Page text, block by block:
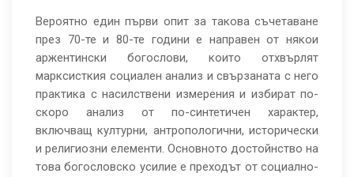
Вероятно един първи опит за такова съчетаване
през 70-те и 80-те години е направен от някои
аржентински богослови, които отхвърлят
марксисткия социален анализ и свързаната с него
практика с насилствени измерения и избират по-
скоро анализ от по-синтетичен характер,
включващ културни, антропологични, исторически
и религиозни елементи. Основното достойнство на
това богословско усилие е преходът от социално-